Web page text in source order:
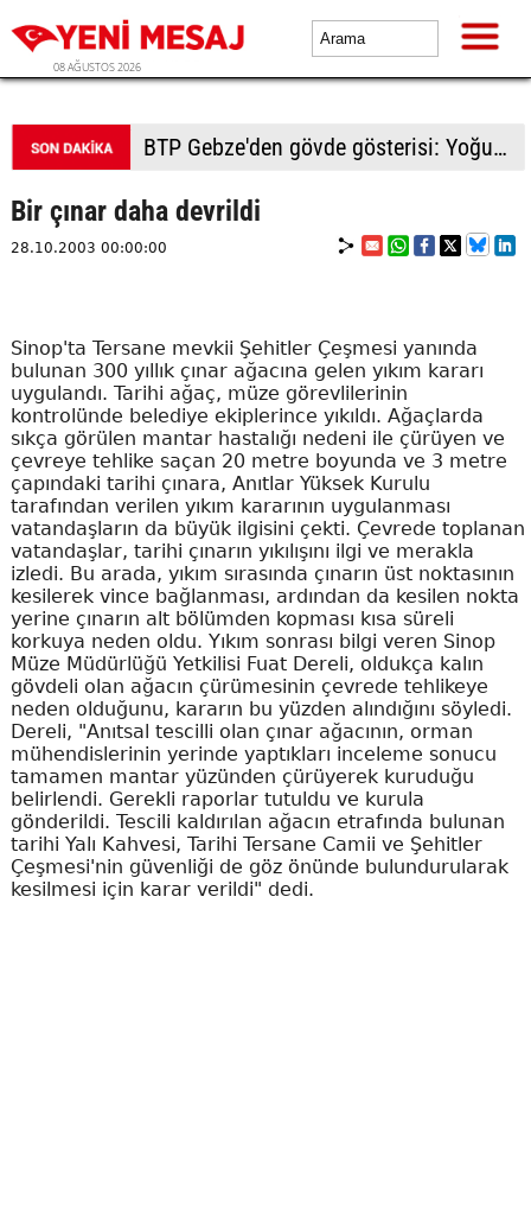
08 AĞUSTOS 2026
BTP Gebze'den gövde gösterisi: Yoğun katılımla yeni üyeler rozetlerini taktı
Bir çınar daha devrildi
28.10.2003 00:00:00
Sinop'ta Tersane mevkii Şehitler Çeşmesi yanında
bulunan 300 yıllık çınar ağacına gelen yıkım kararı
uygulandı. Tarihi ağaç, müze görevlilerinin
kontrolünde belediye ekiplerince yıkıldı. Ağaçlarda
sıkça görülen mantar hastalığı nedeni ile çürüyen ve
çevreye tehlike saçan 20 metre boyunda ve 3 metre
çapındaki tarihi çınara, Anıtlar Yüksek Kurulu
tarafından verilen yıkım kararının uygulanması
vatandaşların da büyük ilgisini çekti. Çevrede toplanan
vatandaşlar, tarihi çınarın yıkılışını ilgi ve merakla
izledi. Bu arada, yıkım sırasında çınarın üst noktasının
kesilerek vince bağlanması, ardından da kesilen nokta
yerine çınarın alt bölümden kopması kısa süreli
korkuya neden oldu. Yıkım sonrası bilgi veren Sinop
Müze Müdürlüğü Yetkilisi Fuat Dereli, oldukça kalın
gövdeli olan ağacın çürümesinin çevrede tehlikeye
neden olduğunu, kararın bu yüzden alındığını söyledi.
Dereli, "Anıtsal tescilli olan çınar ağacının, orman
mühendislerinin yerinde yaptıkları inceleme sonucu
tamamen mantar yüzünden çürüyerek kuruduğu
belirlendi. Gerekli raporlar tutuldu ve kurula
gönderildi. Tescili kaldırılan ağacın etrafında bulunan
tarihi Yalı Kahvesi, Tarihi Tersane Camii ve Şehitler
Çeşmesi'nin güvenliği de göz önünde bulundurularak
kesilmesi için karar verildi" dedi.